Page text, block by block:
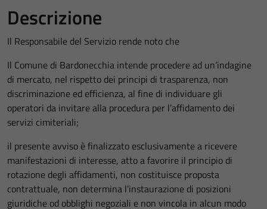
Descrizione
Il Responsabile del Servizio rende noto che
Il Comune di Bardonecchia intende procedere ad un’indagine
di mercato, nel rispetto dei principi di trasparenza, non
discriminazione ed efficienza, al fine di individuare gli
operatori da invitare alla procedura per l’affidamento dei
servizi cimiteriali;
il presente avviso è finalizzato esclusivamente a ricevere
manifestazioni di interesse, atto a favorire il principio di
rotazione degli affidamenti, non costituisce proposta
contrattuale, non determina l’instaurazione di posizioni
giuridiche od obblighi negoziali e non vincola in alcun modo